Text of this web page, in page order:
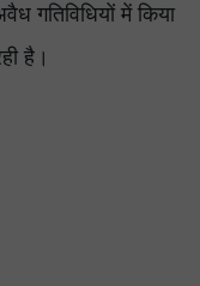
गतिविधियों में किया
है।